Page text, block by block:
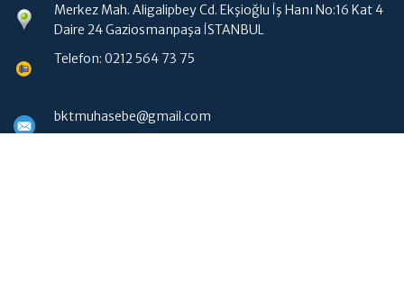
Merkez Mah. Aligalipbey Cd. Ekşioğlu İş Hanı No:16 Kat 4
Daire 24 Gaziosmanpaşa İSTANBUL
Telefon: 0212 564 73 75
bktmuhasebe@gmail.com